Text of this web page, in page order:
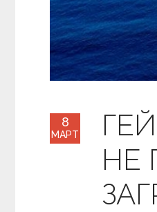
НЕ
8
МАРТ